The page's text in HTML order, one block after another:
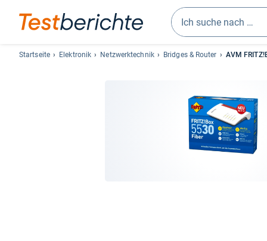
Sie
Zeichen
Vorschläge
erscheinen
automatisch
Startseite Elektronik Netzwerktechnik Bridges & Router AVM